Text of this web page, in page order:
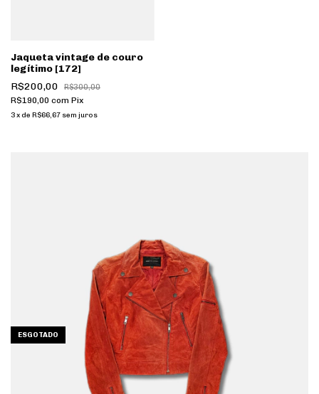
Jaqueta vintage de couro
legítimo [172]
R$200,00
R$300,00
R$190,00 com Pix
3x de R$66,67 sem juros
ESGOTADO